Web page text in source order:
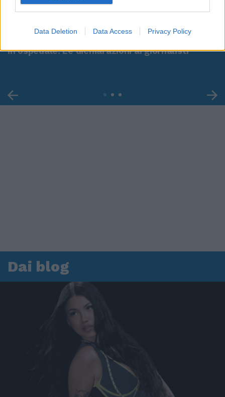
Data Deletion Data Access Privacy Policy
00:00 01:16
in ospedale. Le dichiarazioni ai giornalisti
Dai blog